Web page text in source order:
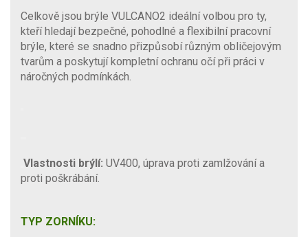
Celkově jsou brýle VULCANO2 ideální volbou pro ty,
kteří hledají bezpečné, pohodlné a flexibilní pracovní
brýle, které se snadno přizpůsobí různým obličejovým
tvarům a poskytují kompletní ochranu očí při práci v
náročných podmínkách.
Vlastnosti brýlí: UV400, úprava proti zamlžování a
proti poškrábání.
TYP ZORNÍKU: